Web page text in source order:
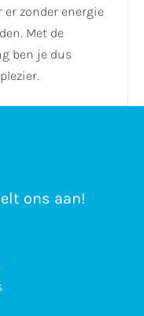
zonder energie
Met de
ben je dus
ons aan!